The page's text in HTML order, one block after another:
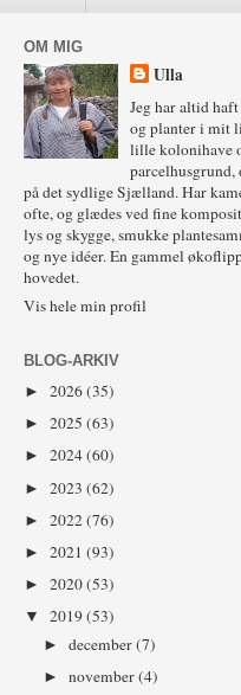
OM MIG
Ulla
Jeg har altid
og planter i mit
lille kolonihave
på det sydlige Sjælland. Har
ofte, og glædes ved fine
lys og skygge, smukke
og nye idéer. En gammel
hovedet.
Vis hele min profil
BLOG-ARKIV
► 2026(35)
► 2025 (63)
► 2024(60)
► 2023 (62)
► 2022(76)
► 2021 (93)
► 2020(53)
▼ 2019(53)
►december(7)
►november(4)